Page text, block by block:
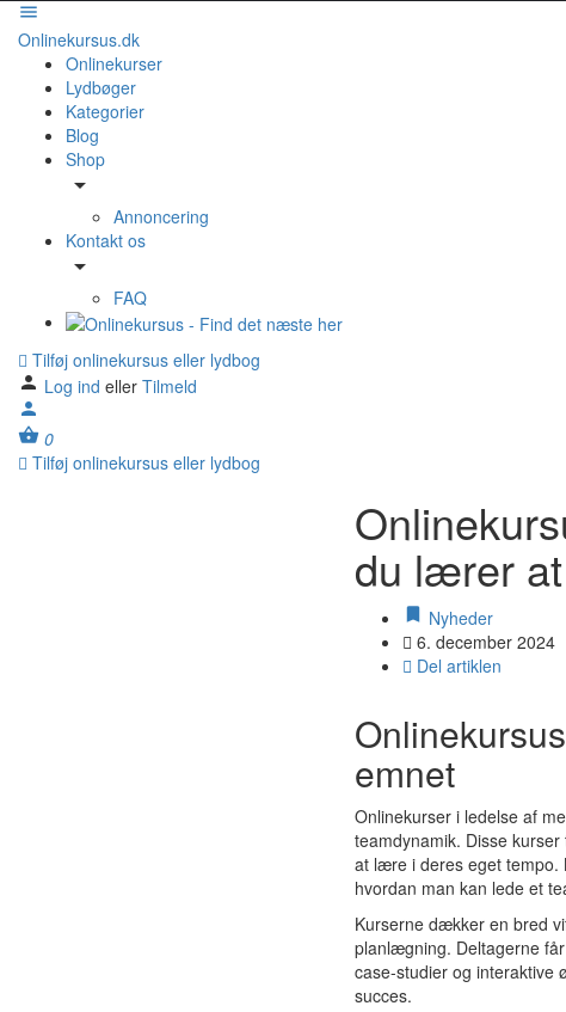
Onlinekursus.dk
Onlinekurser
Lydbøger
Kategorier
Blog
Shop
Annoncering
Kontakt os
FAQ
Tilføj onlinekursus eller lydbog
Log ind eller Tilmeld
0
Tilføj onlinekursus eller lydbog
du lærer
Nyheder
6. december 2024
Del artiklen
emnet
Onlinekurser i ledelse af
teamdynamik. Disse
at lære i deres eget tempo.
hvordan man kan lede et
Kurserne dækker en bred
planlægning. Deltagerne
case-studier og interaktive
succes.